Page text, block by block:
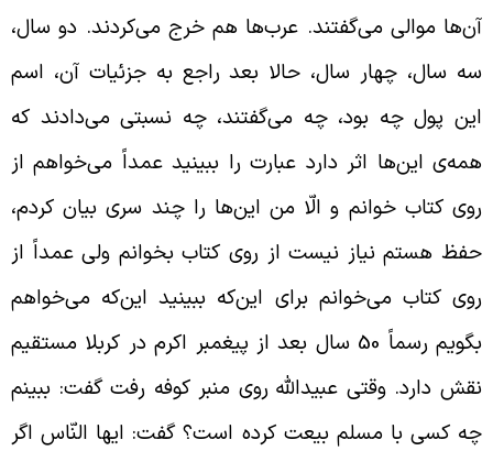
موالی می‌گفتند. عرب‌ها هم خرج می‌کردند. دو سال،
سال، چهار سال، حالا بعد راجع به جزئیات آن، اسم
پول چه بود، چه می‌گفتند، چه نسبتی می‌دادند که
این‌ها اثر دارد عبارت را ببینید عمداً می‌خواهم از
کتاب خوانم و الّا من این‌ها را چند سری بیان کردم،
هستم نیاز نیست از روی کتاب بخوانم ولی عمداً از
کتاب می‌خوانم برای این‌که ببینید این‌که می‌خواهم
بگویم رسماً 50 سال بعد از پیغمبر اکرم در کربلا مستقیم
دارد. وقتی عبیدالله روی منبر کوفه رفت گفت: ببینم
کسی با مسلم بیعت کرده است؟ گفت: ایها النّاس اگر